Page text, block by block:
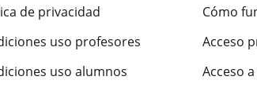
de privacidad
uso profesores
uso alumnos
Cómo
Acceso
Acceso